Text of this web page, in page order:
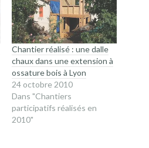
Chantier réalisé : une dalle
chaux dans une extension à
ossature bois à Lyon
24 octobre 2010
Dans "Chantiers
participatifs réalisés en
2010"